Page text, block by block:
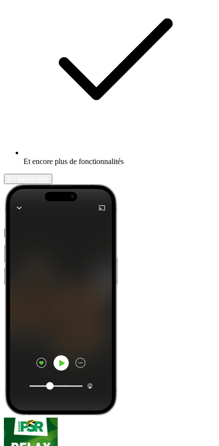
Et encore plus de fonctionnalités